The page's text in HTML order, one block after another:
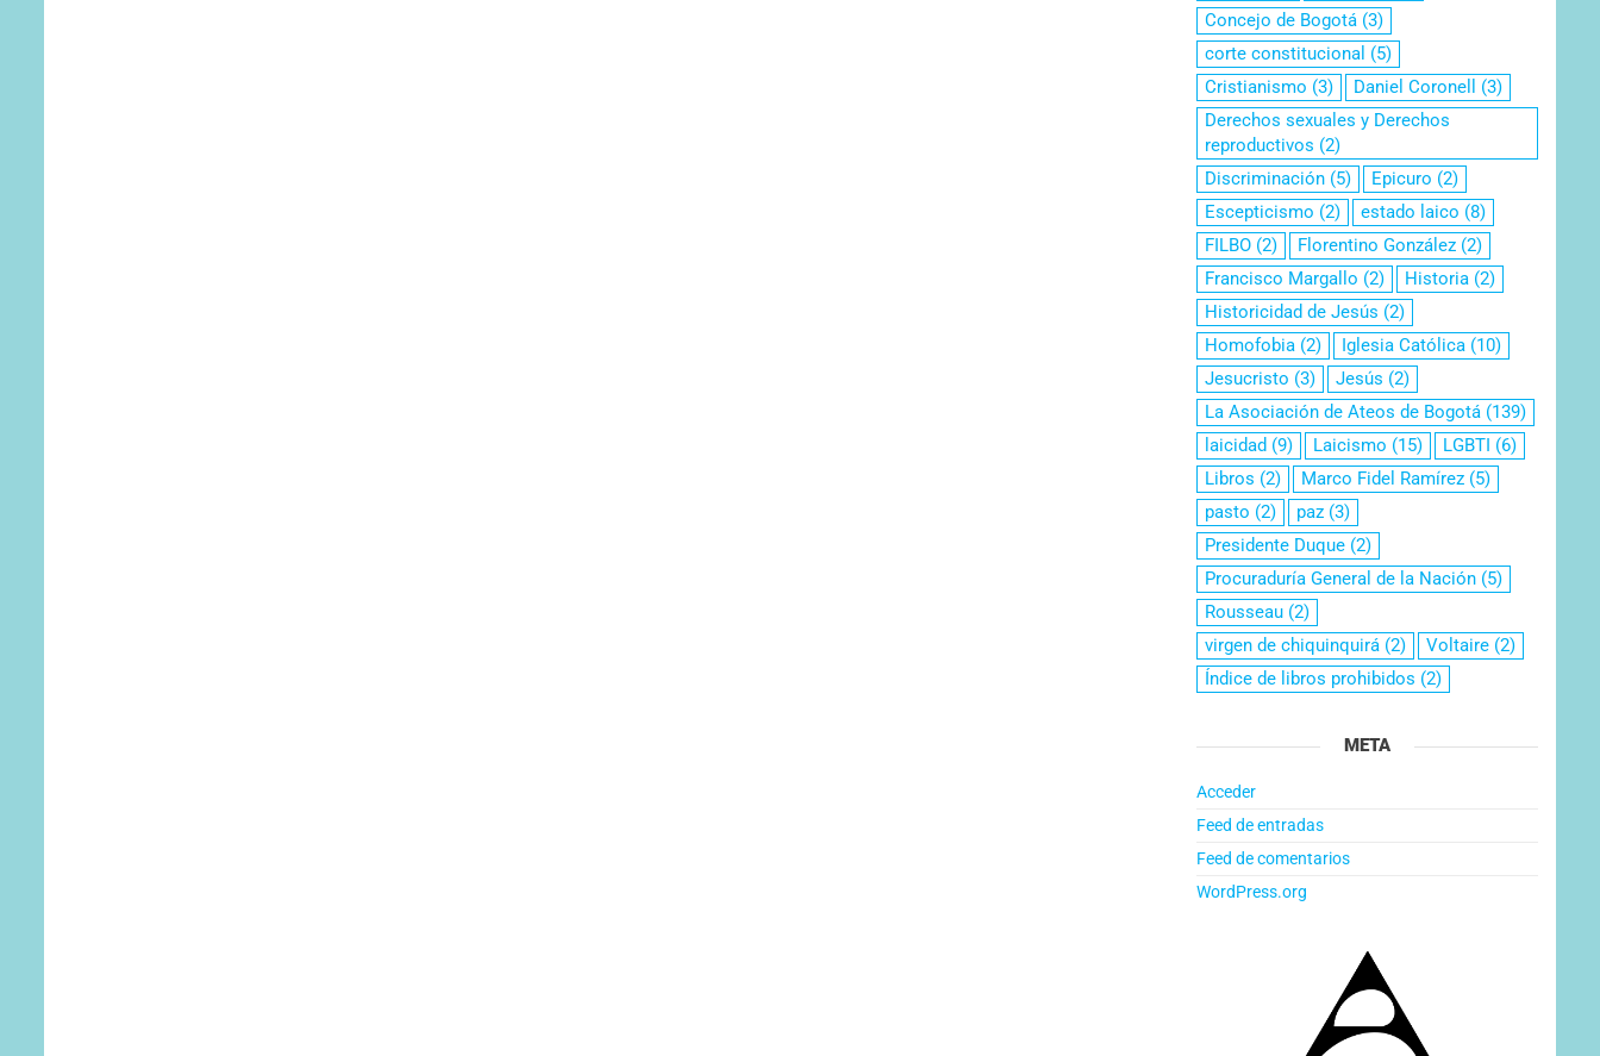
Concejo de Bogotá(3)
corte constitucional (5)
Cristianismo (3) Daniel Coronell
(3)
Derechos sexuales y Derechos
reproductivos (2)
Discriminación(5) Epicuro (2)
Escepticismo (2) estado laico (8)
FILBO(2) Florentino González(2)
Francisco Margallo (2) Historia(2)
Historicidad de Jesús (2)
Homofobia(2) Iglesia Católica(10)
Jesucristo (3) Jesús (2)
La Asociación de Ateos de Bogotá(139)
laicidad (9) Laicismo (15) LGBTI (6)
Libros (2) Marco Fidel Ramírez(5)
pasto (2) paz(3)
Presidente Duque(2)
Procuraduría General de la Nación(5)
Rousseau(2)
virgen de chiquinquirá(2) Voltaire(2)
Índice de libros prohibidos (2)
META
Acceder
Feed de entradas
Feed de comentarios
WordPress.org